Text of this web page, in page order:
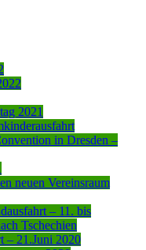
2021
in Dresden –
neuen Vereinsraum
– 11. bis
Tschechien
– 21.Juni 2020